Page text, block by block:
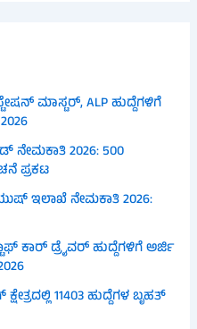
ಮಾಸ್ಟರ್, ALP ಹುದ್ದೆಗಳಿಗೆ
2026: 500
ಪ್ರಕಟ
ಇಲಾಖೆ ನೇಮಕಾತಿ 2026:
ಕಾರ್ ಡ್ರೈವರ್ ಹುದ್ದೆಗಳಿಗೆ ಅರ್ಜಿ
11403 ಹುದ್ದೆಗಳ ಬೃಹತ್